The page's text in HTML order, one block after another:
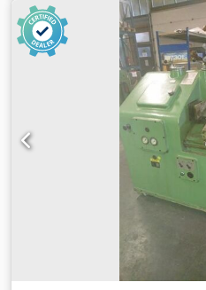
pelos fabricantes de
transmissão para a retificação
Caraterísticas especiais:
única e pequenos lotes
400 mm Módulo - máx.: 0,75-
Espaço necessário aprox.: 3,0
máquina aprox.: 8,500 kg
ilustração mostra a máquina
máquina usada e pode ser
modernizada ou como um
CNC (Siemens ONE) e
do fabricante a pedido.